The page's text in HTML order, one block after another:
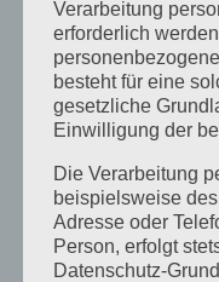
Verarbeitung
erforderlich
besteht für eine
gesetzliche
Einwilligung der
Die Verarbeitung
beispielsweise
Adresse oder
Person, erfolgt
Datenschutz-